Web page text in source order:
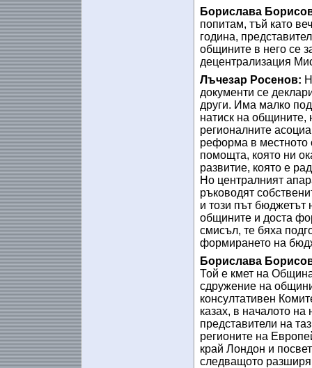
Борислава
попитам, тъй като
година,
общините в него се
децентрализация
Лъчезар Росенов:
документи се
други. Има малко
натиск на
регионалните
реформа в местното
помощта, която ни
развитие, която е
Но централният
ръководят
и този път бюджетът
общините и доста
смисъл, те бяха
формирането на
Борислава
Той е кмет на
сдружение на
консултативен
казах, в началото
представители на
регионите на
край Лондон и
следващото